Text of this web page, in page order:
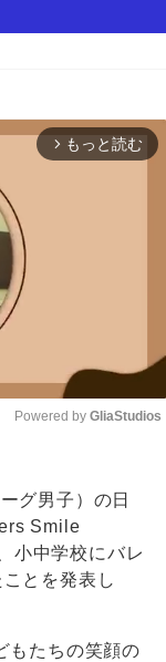
arrow_forward_ios もっと読む
Powered by GliaStudios
グ男子）の日
Smile
小中学校にバレ
とを発表し
もたちの笑顔の